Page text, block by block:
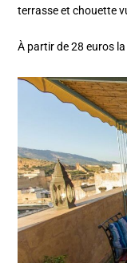
terrasse et chouette
À partir de 28 euros